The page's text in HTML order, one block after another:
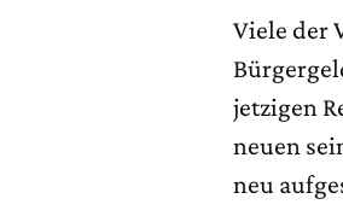
Viele der
jetzigen
neuen
neu